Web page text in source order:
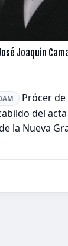
Joaquin
Prócer de
del
la Nueva